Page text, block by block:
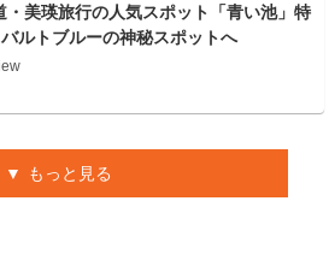
・美瑛旅行の人気スポット「青い池」特
ルトブルーの神秘スポットへ
もっと見る